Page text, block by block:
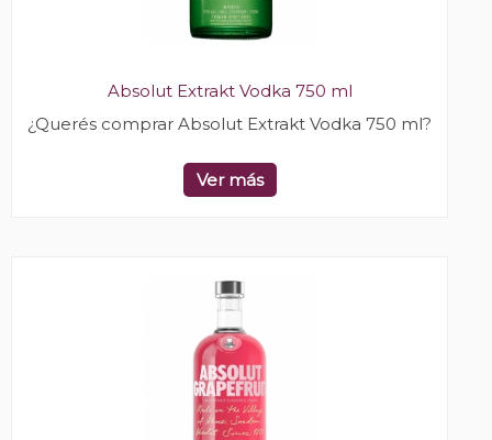
Absolut Extrakt Vodka 750 ml
¿Querés comprar Absolut Extrakt Vodka 750 ml?
Ver más